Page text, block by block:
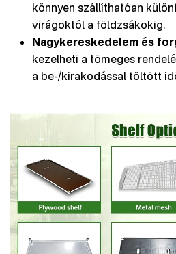
könnyen szállíthatóan
virágoktól a földzsákokig.
Nagykereskedelem és
kezelheti a tömeges
a be-/kirakodással töltött